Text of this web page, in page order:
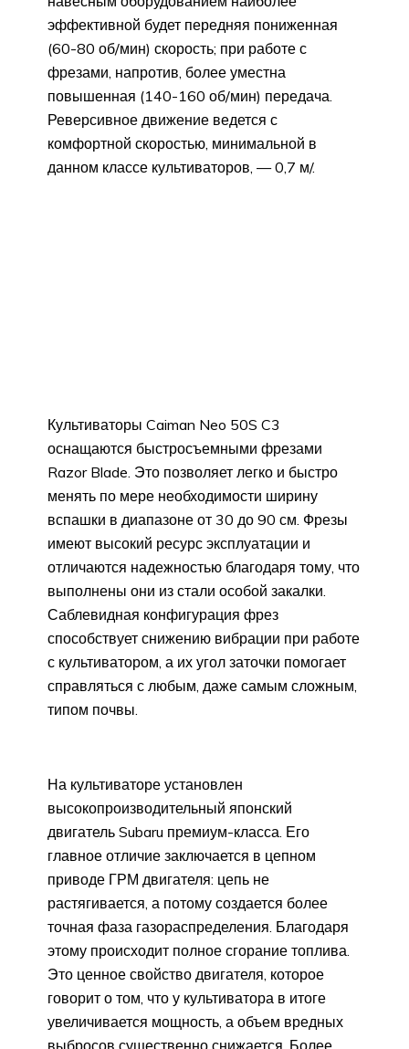
эффективной будет передняя пониженная
(60-80 об/мин) скорость; при работе с
фрезами, напротив, более уместна
повышенная (140-160 об/мин) передача.
Реверсивное движение ведется с
комфортной скоростью, минимальной в
данном классе культиваторов, — 0,7 м/.
Культиваторы Caiman Neo 50S C3
оснащаются быстросъемными фрезами
Razor Blade. Это позволяет легко и быстро
менять по мере необходимости ширину
вспашки в диапазоне от 30 до 90 см. Фрезы
имеют высокий ресурс эксплуатации и
отличаются надежностью благодаря тому, что
выполнены они из стали особой закалки.
Саблевидная конфигурация фрез
способствует снижению вибрации при работе
с культиватором, а их угол заточки помогает
справляться с любым, даже самым сложным,
типом почвы.
На культиваторе установлен
высокопроизводительный японский
двигатель Subaru премиум-класса. Его
главное отличие заключается в цепном
приводе ГРМ двигателя: цепь не
растягивается, а потому создается более
точная фаза газораспределения. Благодаря
этому происходит полное сгорание топлива.
Это ценное свойство двигателя, которое
говорит о том, что у культиватора в итоге
увеличивается мощность, а объем вредных
выбросов существенно снижается. Более